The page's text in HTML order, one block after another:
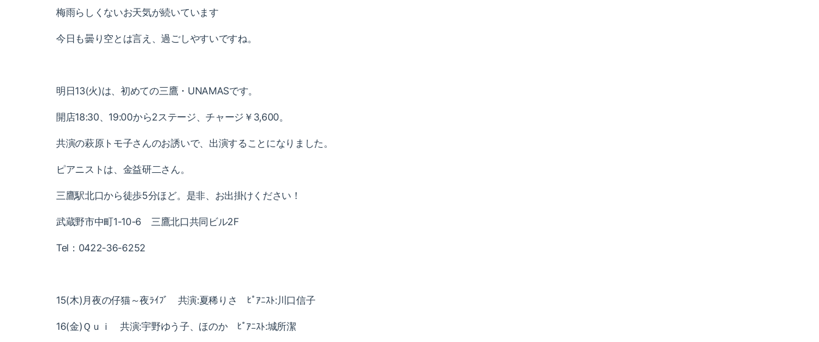
梅雨らしくないお天気が続いています
今日も曇り空とは言え、過ごしやすいですね。
明日13(火)は、初めての三鷹・UNAMASです。
開店18:30、 19:00から2ステージ、チャージ￥3,600。
共演の萩原トモ子さんのお誘いで、出演することになりました。
ピアニストは、金益研二さん。
三鷹駅北口から徒歩5分ほど。是非、お出掛けください！
武蔵野市中町1-10-6 三鷹北口共同ビル2F
Tel： 0422-36-6252
15(木)月夜の仔猫～夜ﾗｲﾌﾞ 共演:夏稀りさ ﾋﾟｱﾆｽﾄ:川口信子
16(金)Ｑｕｉ 共演:宇野ゆう子、ほのか ﾋﾟｱﾆｽﾄ:城所潔